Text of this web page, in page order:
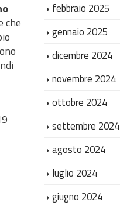
che
febbraio 2025
gennaio 2025
dicembre 2024
novembre 2024
ottobre 2024
settembre 2024
agosto 2024
luglio 2024
giugno 2024